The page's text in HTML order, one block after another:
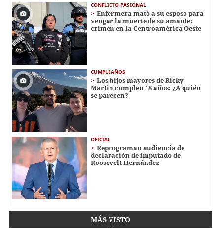
CONFLICTO PASIONAL
Enfermera mató a su esposo para
vengar la muerte de su amante:
crimen en la Centroamérica Oeste
CUMPLEAÑOS
Los hijos mayores de Ricky
Martin cumplen 18 años: ¿A quién
se parecen?
OFICIAL
Reprograman audiencia de
declaración de imputado de
Roosevelt Hernández
MÁS VISTO